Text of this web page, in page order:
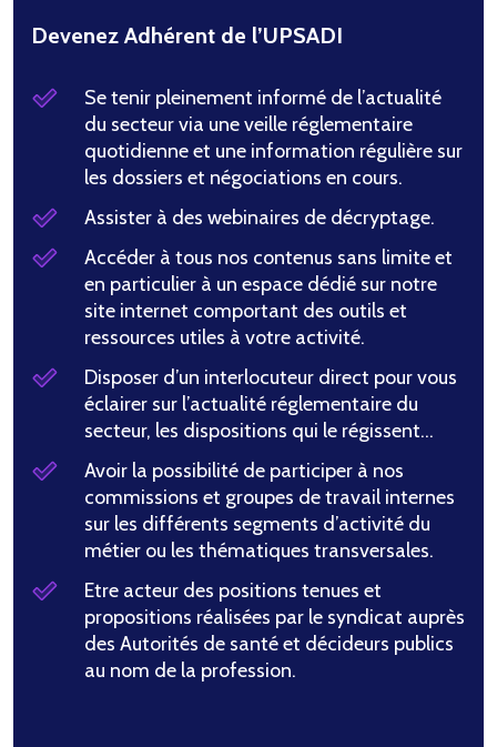
Devenez Adhérent de l’UPSADI
Se tenir pleinement informé de l’actualité
du secteur via une veille réglementaire
quotidienne et une information régulière sur
les dossiers et négociations en cours.
Assister à des webinaires de décryptage.
Accéder à tous nos contenus sans limite et
en particulier à un espace dédié sur notre
site internet comportant des outils et
ressources utiles à votre activité.
Disposer d’un interlocuteur direct pour vous
éclairer sur l’actualité réglementaire du
secteur, les dispositions qui le régissent…
Avoir la possibilité de participer à nos
commissions et groupes de travail internes
sur les différents segments d’activité du
métier ou les thématiques transversales.
Etre acteur des positions tenues et
propositions réalisées par le syndicat auprès
des Autorités de santé et décideurs publics
au nom de la profession.